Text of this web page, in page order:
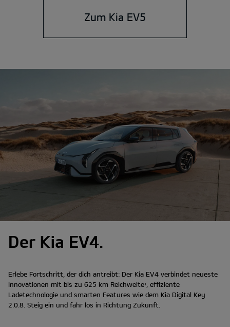
Zum Kia EV5
Der Kia EV4.
Erlebe Fortschritt, der dich antreibt: Der Kia EV4 verbindet neueste
Innovationen mit bis zu 625 km Reichweite1 , effiziente
Ladetechnologie und smarten Features wie dem Kia Digital Key
2.0.8. Steig ein und fahr los in Richtung Zukunft.